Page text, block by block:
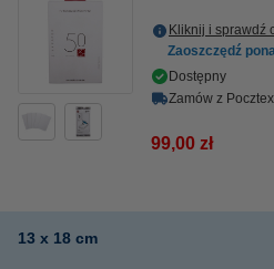
Kliknij i sprawdź
Zaoszczędź
Dostępny
Zamów z
99,00 zł
13 x 18 cm